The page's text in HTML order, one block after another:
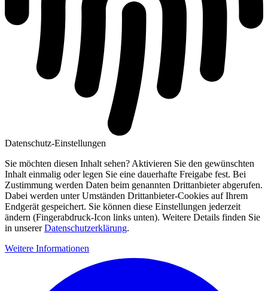
Datenschutz-Einstellungen
Sie möchten diesen Inhalt sehen? Aktivieren Sie den gewünschten
Inhalt einmalig oder legen Sie eine dauerhafte Freigabe fest. Bei
Zustimmung werden Daten beim genannten Drittanbieter abgerufen.
Dabei werden unter Umständen Drittanbieter-Cookies auf Ihrem
Endgerät gespeichert. Sie können diese Einstellungen jederzeit
ändern (Fingerabdruck-Icon links unten). Weitere Details finden Sie
in unsererDatenschutzerklärung.
Weitere Informationen